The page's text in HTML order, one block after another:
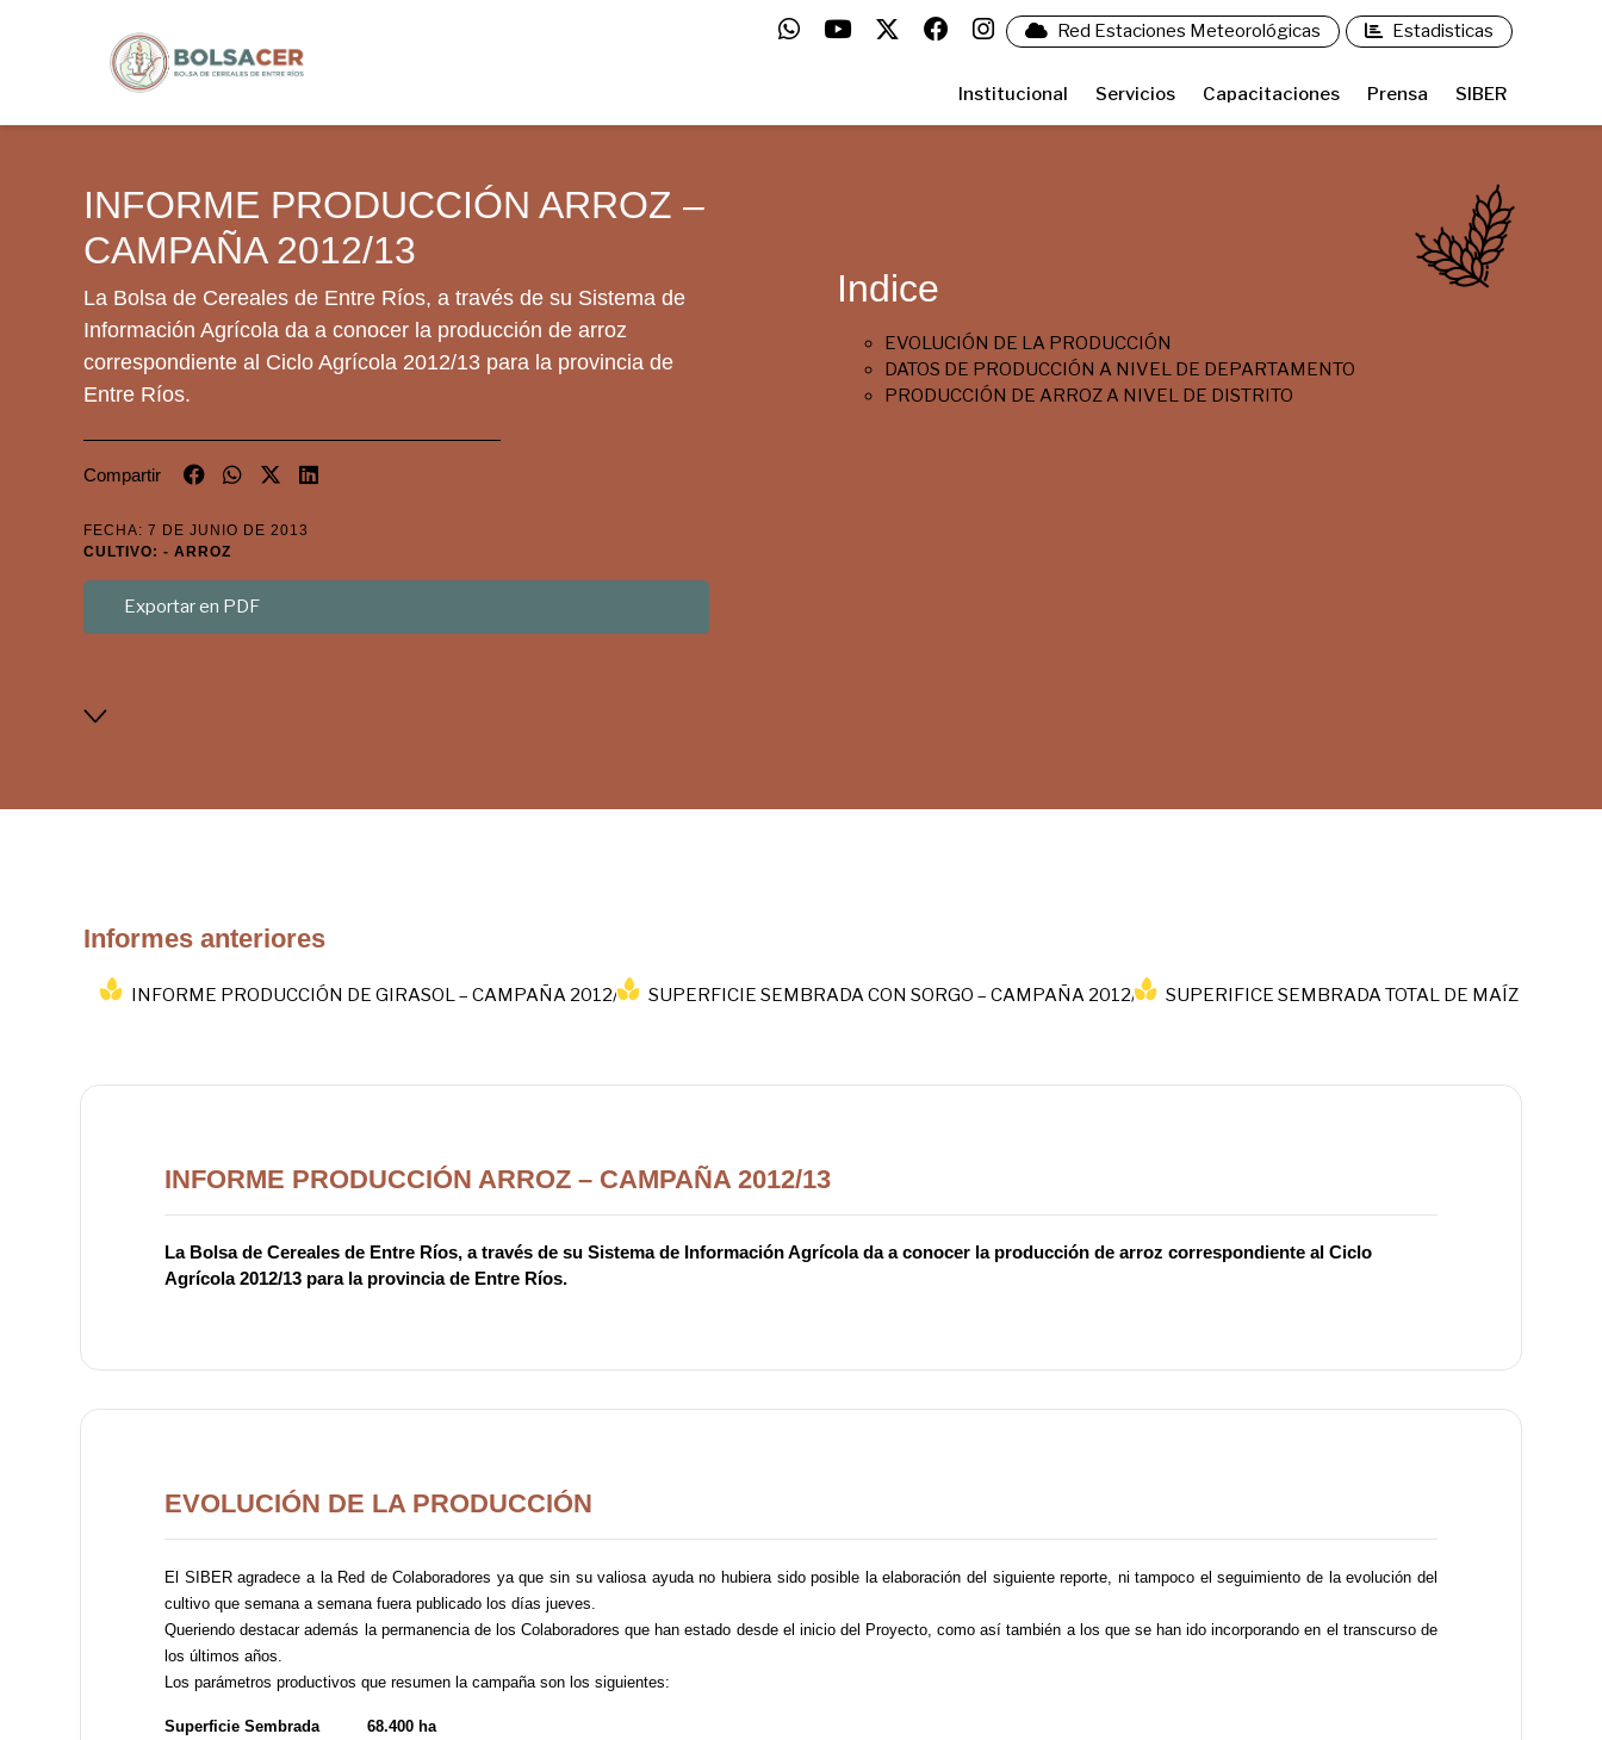
Institucional Servicios Capacitaciones Prensa SIBER
Red Estaciones Meteorológicas Estadisticas
INFORME PRODUCCIÓN ARROZ –
CAMPAÑA 2012/13
La Bolsa de Cereales de Entre Ríos, a través de su Sistema de
Información Agrícola da a conocer la producción de arroz
correspondiente al Ciclo Agrícola 2012/13 para la provincia de
Entre Ríos.
Compartir
FECHA: 7 DE JUNIO DE 2013
CULTIVO: - ARROZ
Exportar en PDF
Indice
EVOLUCIÓN DE LA PRODUCCIÓN
DATOS DE PRODUCCIÓN A NIVEL DE DEPARTAMENTO
PRODUCCIÓN DE ARROZ A NIVEL DE DISTRITO
Informes anteriores
INFORME PRODUCCIÓN DE GIRASOL – CAMPAÑA 2012/13 SUPERFICIE SEMBRADA CON SORGO – CAMPAÑA 2012/13 SUPERIFICE SEMBRADA TOTAL DE MAÍZ
INFORME PRODUCCIÓN ARROZ – CAMPAÑA 2012/13
La Bolsa de Cereales de Entre Ríos, a través de su Sistema de Información Agrícola da a conocer la producción de arroz correspondiente al Ciclo
Agrícola 2012/13 para la provincia de Entre Ríos.
EVOLUCIÓN DE LA PRODUCCIÓN
El SIBER agradece a la Red de Colaboradores ya que sin su valiosa ayuda no hubiera sido posible la elaboración del siguiente reporte, ni tampoco el seguimiento de la evolución del
cultivo que semana a semana fuera publicado los días jueves.
Queriendo destacar además la permanencia de los Colaboradores que han estado desde el inicio del Proyecto, como así también a los que se han ido incorporando en el transcurso de
los últimos años.
Los parámetros productivos que resumen la campaña son los siguientes:
Superficie Sembrada 68.400 ha